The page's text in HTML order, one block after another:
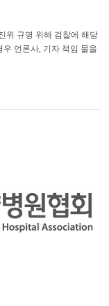
위 규명 위해 검찰에 해당
우 언론사, 기자 책임 물을